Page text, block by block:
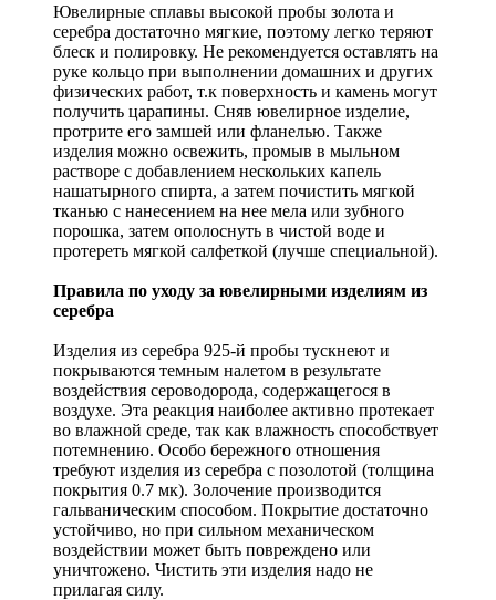
Ювелирные сплавы высокой пробы золота и
серебра достаточно мягкие, поэтому легко теряют
блеск и полировку. Не рекомендуется оставлять на
руке кольцо при выполнении домашних и других
физических работ, т.к поверхность и камень могут
получить царапины. Сняв ювелирное изделие,
протрите его замшей или фланелью. Также
изделия можно освежить, промыв в мыльном
растворе с добавлением нескольких капель
нашатырного спирта, а затем почистить мягкой
тканью с нанесением на нее мела или зубного
порошка, затем ополоснуть в чистой воде и
протереть мягкой салфеткой (лучше специальной).
Правила по уходу за ювелирными изделиям из
серебра
Изделия из серебра 925-й пробы тускнеют и
покрываются темным налетом в результате
воздействия сероводорода, содержащегося в
воздухе. Эта реакция наиболее активно протекает
во влажной среде, так как влажность способствует
потемнению. Особо бережного отношения
требуют изделия из серебра с позолотой (толщина
покрытия 0.7 мк). Золочение производится
гальваническим способом. Покрытие достаточно
устойчиво, но при сильном механическом
воздействии может быть повреждено или
уничтожено. Чистить эти изделия надо не
прилагая силу.